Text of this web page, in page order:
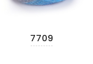
7709